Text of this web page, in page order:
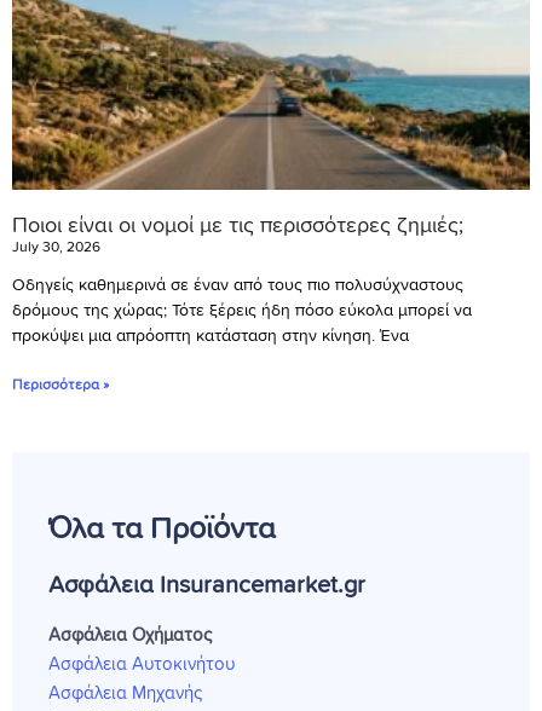
Ποιοι είναι οι νομοί με τις περισσότερες ζημιές;
July 30, 2026
Οδηγείς καθημερινά σε έναν από τους πιο πολυσύχναστους
δρόμους της χώρας; Τότε ξέρεις ήδη πόσο εύκολα μπορεί να
προκύψει μια απρόοπτη κατάσταση στην κίνηση. Ένα
Περισσότερα »
Όλα τα Προϊόντα
Ασφάλεια Insurancemarket.gr
Ασφάλεια Οχήματος
Ασφάλεια Αυτοκινήτου
Ασφάλεια Μηχανής